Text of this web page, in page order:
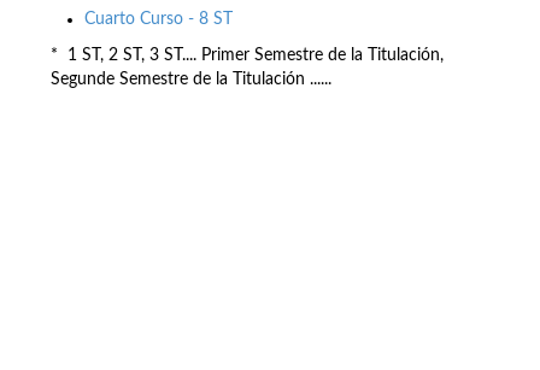
Cuarto Curso - 8 ST
* 1 ST, 2 ST, 3 ST.... Primer Semestre de la Titulación,
Segunde Semestre de la Titulación ......